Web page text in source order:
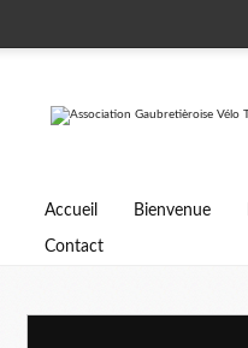
Accueil Bienvenue
Contact